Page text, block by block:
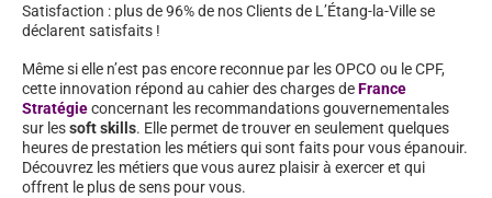
Satisfaction : plus de 96% de nos Clients de L’Étang-la-Ville se
déclarent satisfaits !
Même si elle n’est pas encore reconnue par les OPCO ou le CPF,
cette innovation répond au cahier des charges deFrance
Stratégieconcernant les recommandations gouvernementales
sur lessoft skills. Elle permet de trouver en seulement quelques
heures de prestation les métiers qui sont faits pour vous épanouir.
Découvrez les métiers que vous aurez plaisir à exercer et qui
offrent le plus de sens pour vous.